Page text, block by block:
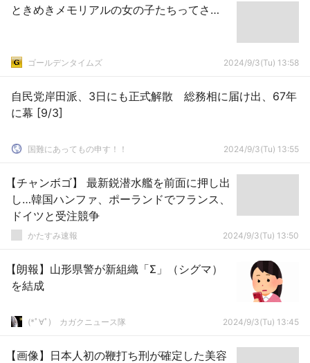
ときめきメモリアルの女の子たちってさ…
ゴールデンタイムズ 2024/9/3(Tu) 13:58
自民党岸田派、3日にも正式解散 総務相に届け出、67年
に幕 [9/3]
国難にあってもの申す！！ 2024/9/3(Tu) 13:55
【チャンボゴ】 最新鋭潜水艦を前面に押し出
し…韓国ハンファ、ポーランドでフランス、
ドイツと受注競争
かたすみ速報 2024/9/3(Tu) 13:50
【朗報】山形県警が新組織「Σ」（シグマ）
を結成
(*ﾟ∀ﾟ)ゞカガクニュース隊 2024/9/3(Tu) 13:45
【画像】日本人初の鞭打ち刑が確定した美容